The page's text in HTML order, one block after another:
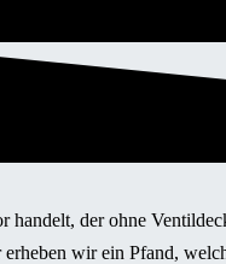
handelt, der ohne
erheben wir ein Pfand,